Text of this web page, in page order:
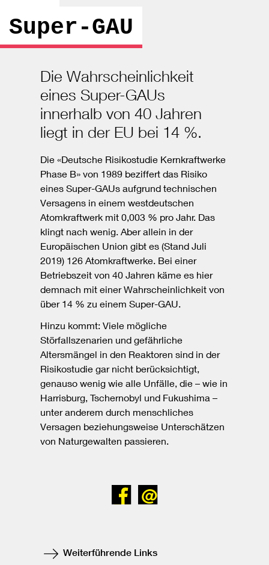
Super-GAU
Die Wahrscheinlichkeit
eines Super-GAUs
innerhalb von 40 Jahren
liegt in der EU bei 14 %.
Die «Deutsche Risikostudie Kernkraftwerke
Phase B» von 1989 beziffert das Risiko
eines Super-GAUs aufgrund technischen
Versagens in einem westdeutschen
Atomkraftwerk mit 0,003 % pro Jahr. Das
klingt nach wenig. Aber allein in der
Europäischen Union gibt es (Stand Juli
2019) 126 Atomkraftwerke. Bei einer
Betriebszeit von 40 Jahren käme es hier
demnach mit einer Wahrscheinlichkeit von
über 14 % zu einem Super-GAU.
Hinzu kommt: Viele mögliche
Störfallszenarien und gefährliche
Altersmängel in den Reaktoren sind in der
Risikostudie gar nicht berücksichtigt,
genauso wenig wie alle Unfälle, die – wie in
Harrisburg, Tschernobyl und Fukushima –
unter anderem durch menschliches
Versagen beziehungsweise Unterschätzen
von Naturgewalten passieren.
Bei
teilen
Senden
Weiterführende Links